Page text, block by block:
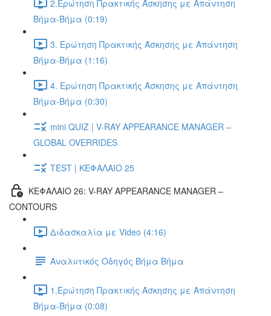
2.Ερώτηση Πρακτικής Άσκησης με Απάντηση
Βήμα-Βήμα (0:19)
3. Ερώτηση Πρακτικής Άσκησης με Απάντηση
Βήμα-Βήμα (1:16)
4. Ερώτηση Πρακτικής Άσκησης με Απάντηση
Βήμα-Βήμα (0:30)
mini QUIZ | V-RAY APPEARANCE MANAGER –
GLOBAL OVERRIDES
TEST | ΚΕΦΑΛΑΙΟ 25
ΚΕΦΑΛΑΙΟ 26: V-RAY APPEARANCE MANAGER –
CONTOURS
Διδασκαλία με Video (4:16)
Αναλυτικός Οδηγός Βήμα Βήμα
1.Ερώτηση Πρακτικής Άσκησης με Απάντηση
Βήμα-Βήμα (0:08)